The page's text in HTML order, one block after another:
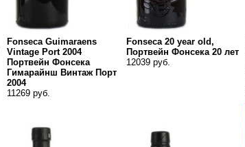
Fonseca Guimaraens
Vintage Port 2004
Портвейн Фонсека
Гимарайнш Винтаж Порт
2004
11269 руб.
Fonseca 20 year old,
Портвейн Фонсека 20 лет
12039 руб.